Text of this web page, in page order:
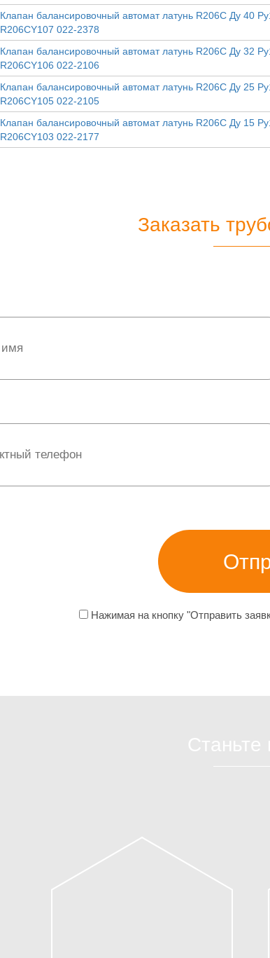
Клапан балансировочный автомат латунь R206C Ду 40
R206CY107 022-2378
Клапан балансировочный автомат латунь R206C Ду 32
R206CY106 022-2106
Клапан балансировочный автомат латунь R206C Ду 25
R206CY105 022-2105
Клапан балансировочный автомат латунь R206C Ду 15
R206CY103 022-2177
Заказать
Нажимая на кнопку "Отправить